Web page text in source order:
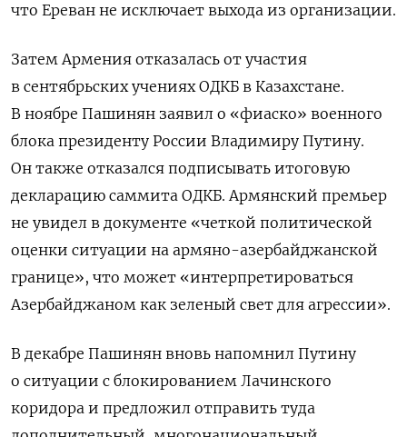
что Ереван не исключает выхода из организации.
Затем Армения отказалась от участия
в сентябрьских учениях ОДКБ в Казахстане.
В ноябре Пашинян заявил о «фиаско» военного
блока президенту России Владимиру Путину.
Он также отказался подписывать итоговую
декларацию саммита ОДКБ. Армянский премьер
не увидел в документе «четкой политической
оценки ситуации на армяно-азербайджанской
границе», что может «интерпретироваться
Азербайджаном как зеленый свет для агрессии».
В декабре Пашинян вновь напомнил Путину
о ситуации с блокированием Лачинского
коридора и предложил отправить туда